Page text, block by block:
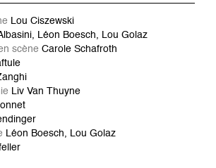
Lou Ciszewski
Léon Boesch, Lou Golaz
scène Carole Schafroth
Liv Van Thuyne
Léon Boesch, Lou Golaz